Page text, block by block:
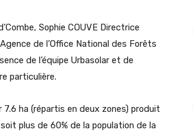
Sophie COUVE Directrice
de l’Office National des Forêts
de l’équipe Urbasolar et de
particulière.
ha (répartis en deux zones) produit
plus de 60% de la population de la